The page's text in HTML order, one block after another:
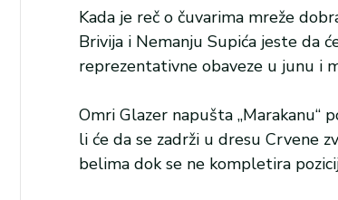
Kada je reč o čuvarima mreže
Brivija i Nemanju Supića jeste da
reprezentativne obaveze u junu i
Omri Glazer napušta „Marakanu“
li će da se zadrži u dresu Crvene
belima dok se ne kompletira